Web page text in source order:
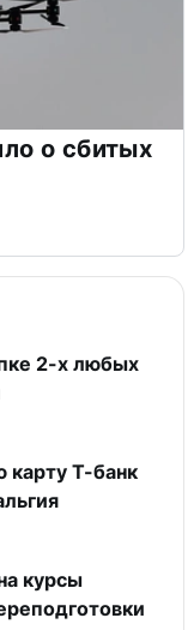
о сбитых
2-х любых
Т-банк
курсы